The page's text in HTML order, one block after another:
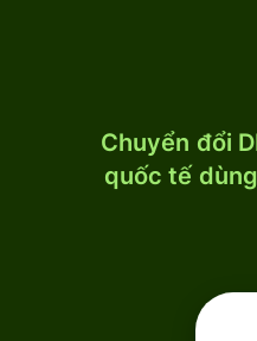
Chuyển đổi
quốc tế